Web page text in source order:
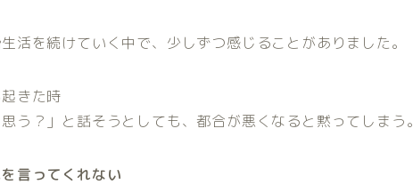
活を続けていく中で、少しずつ感じることがありました。
きた時
う？」と話そうとしても、都合が悪くなると黙ってしまう。
言ってくれない